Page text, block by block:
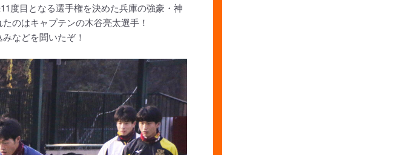
度目となる選手権を決めた兵庫の強豪・神
のはキャプテンの木谷亮太選手！
などを聞いたぞ！